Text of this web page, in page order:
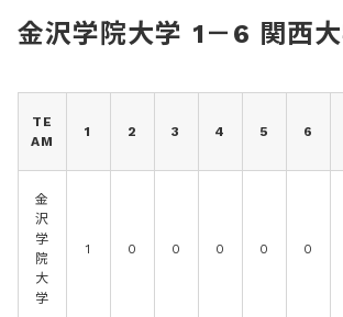
金沢学院大学 1－6 関西
TE
AM
1 2 3 4 5 6
金
沢
学
院
大
学
1 0 0 0 0 0